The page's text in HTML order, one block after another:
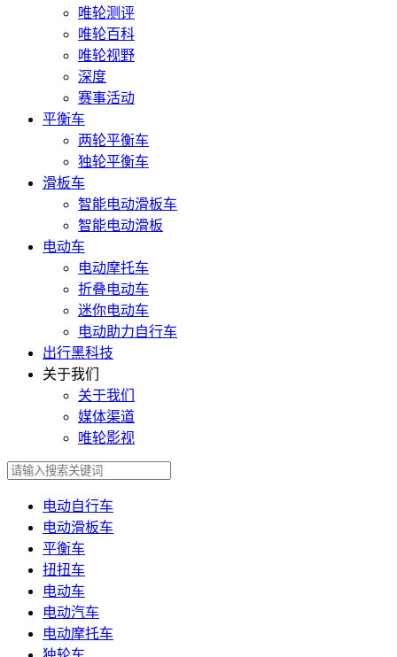
唯轮测评
唯轮百科
唯轮视野
深度
赛事活动
平衡车
两轮平衡车
独轮平衡车
滑板车
智能电动滑板车
智能电动滑板
电动车
电动摩托车
折叠电动车
迷你电动车
电动助力自行车
出行黑科技
关于我们
关于我们
媒体渠道
唯轮影视
电动自行车
电动滑板车
平衡车
扭扭车
电动车
电动汽车
电动摩托车